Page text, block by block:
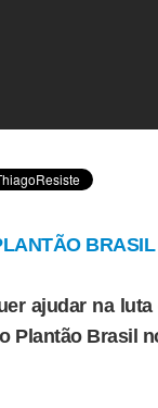
ajudar na
Plantão Brasil